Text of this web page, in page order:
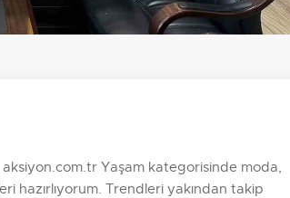
aksiyon.com.tr Yaşam kategorisinde moda,
hazırlıyorum. Trendleri yakından takip